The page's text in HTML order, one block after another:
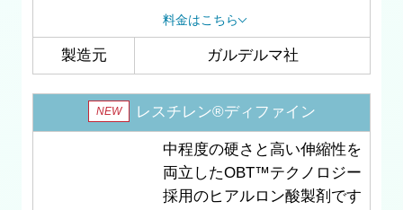
料金はこちら
製造元 ガルデルマ社
NEW レスチレン®ディファイン
中程度の硬さと高い伸縮性を
両立したOBT™テクノロジー
採用のヒアルロン酸製剤です